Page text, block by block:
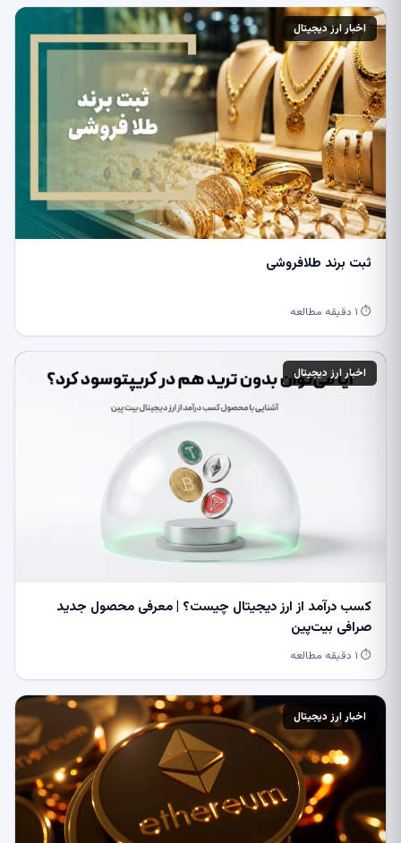
اخبار ارز دیجیتال
ثبت برند طلافروشی
⏱ ۱ دقیقه مطالعه
اخبار ارز دیجیتال
کسب درآمد از ارز دیجیتال چیست؟ | معرفی محصول جدید
صرافی بیت‌پین
⏱ ۱ دقیقه مطالعه
اخبار ارز دیجیتال